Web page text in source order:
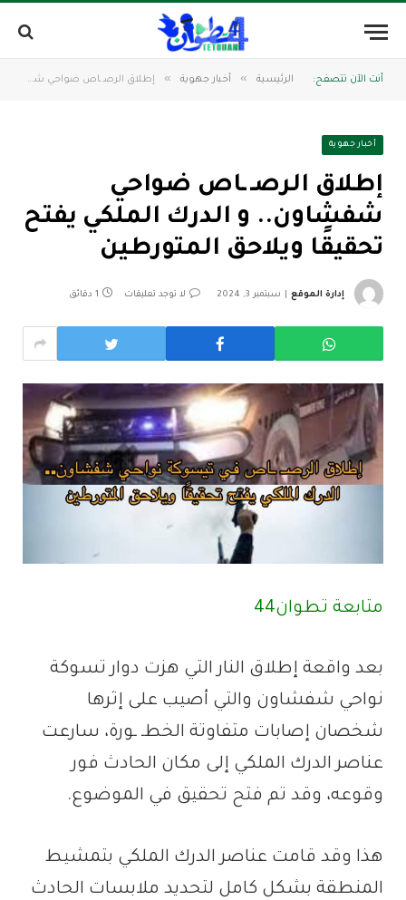
أنت الآن تتصفح: الرئيسية » أخبار جهوية » إطلاق الرصـ ـاص ضواحي شفشاون.. و الدرك الملكي يفتح تحقيقًا ويلاحق المتورطين
أخبار جهوية
إطلاق الرصـ ـاص ضواحي
شفشاون.. و الدرك الملكي يفتح
تحقيقًا ويلاحق المتورطين
إدارة الموقع سبتمبر 3, 2024 لا توجد تعليقات 1 دقائق
متابعة تطوان44
بعد واقعة إطلاق النار التي هزت دوار تسوكة
نواحي شفشاون والتي أصيب على إثرها
شخصان إصابات متفاوتة الخطـ ـورة، سارعت
عناصر الدرك الملكي إلى مكان الحادث فور
وقوعه، وقد تم فتح تحقيق في الموضوع.
هذا وقد قامت عناصر الدرك الملكي بتمشيط
المنطقة بشكل كامل لتحديد ملابسات الحادث